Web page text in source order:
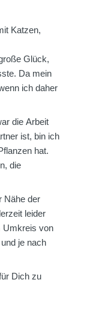
Katzen,
Glück,
Da mein
ich daher
die Arbeit
ist, bin ich
hat.
die
Nähe der
leider
Umkreis von
je nach
Dich zu